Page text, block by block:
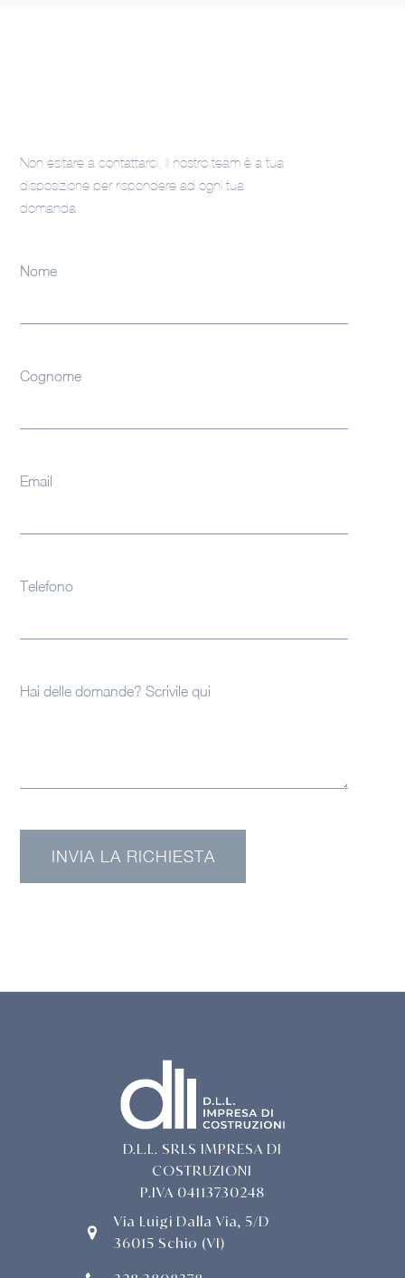
Non esitare a contattarci, il nostro team è a tua
disposizione per rispondere ad ogni tua
domanda.
Nome
Cognome
Email
Telefono
Hai delle domande? Scrivile qui
INVIA LA RICHIESTA
D.L.L. SRLS IMPRESA DI
COSTRUZIONI
P.IVA 04113730248
Via Luigi Dalla Via, 5/D
36015 Schio (VI)